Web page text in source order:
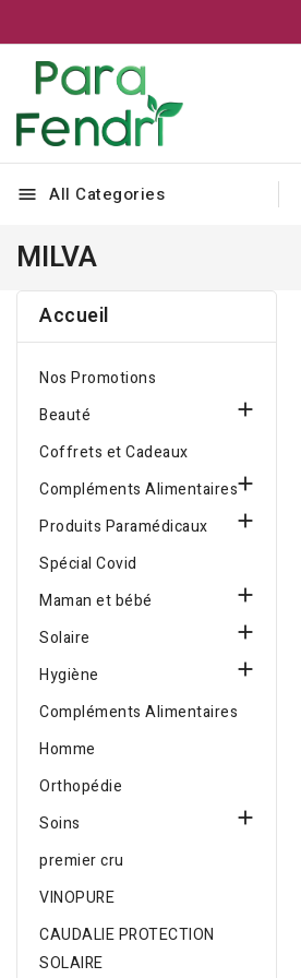
menu All Categories
MILVA
Accueil
Nos Promotions
Beauté

Coffrets et Cadeaux
Compléments Alimentaires
Produits Paramédicaux 
Spécial Covid
Maman et bébé

Solaire 
Hygiène 
Compléments Alimentaires
Homme
Orthopédie
Soins

premier cru
VINOPURE
CAUDALIE PROTECTION
SOLAIRE